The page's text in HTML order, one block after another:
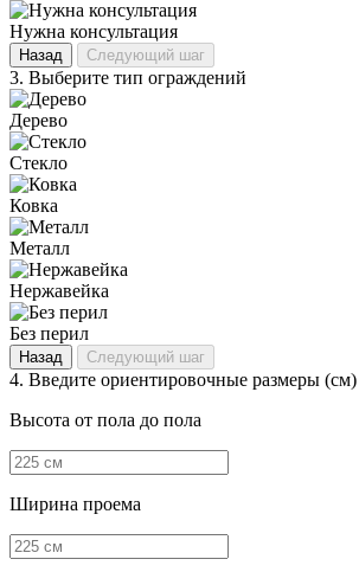
Нужна консультация
Назад Следующий шаг
3. Выберите тип ограждений
Дерево
Стекло
Ковка
Металл
Нержавейка
Без перил
Назад Следующий шаг
4. Введите ориентировочные размеры (см)
Высота от пола до пола
Ширина проема